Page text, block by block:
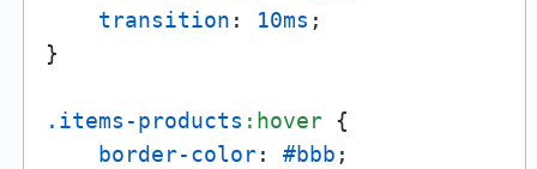
transition : 10ms ;
}
.items-products :hover {
border-color: #bbb ;